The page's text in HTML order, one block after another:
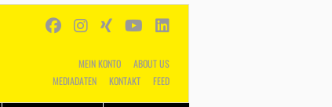
MEIN KONTO
ABOUT US
MEDIADATEN
KONTAKT FEED